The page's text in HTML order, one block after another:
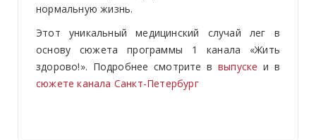
нормальную жизнь.
Этот уникальный медицинский случай лег в
основу сюжета программы 1 канала «Жить
здорово!». Подробнее смотрите в выпуске и в
сюжете канала Санкт-Петербург